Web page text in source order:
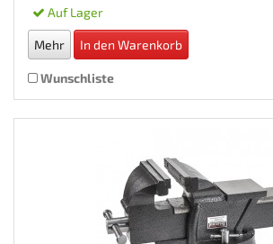
Auf Lager
Mehr In den Warenkorb
Wunschliste